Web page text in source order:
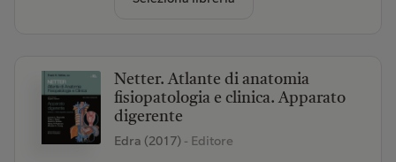
Netter. Atlante di anatomia
fisiopatologia e clinica. Apparato
digerente
Edra (2017)- Editore